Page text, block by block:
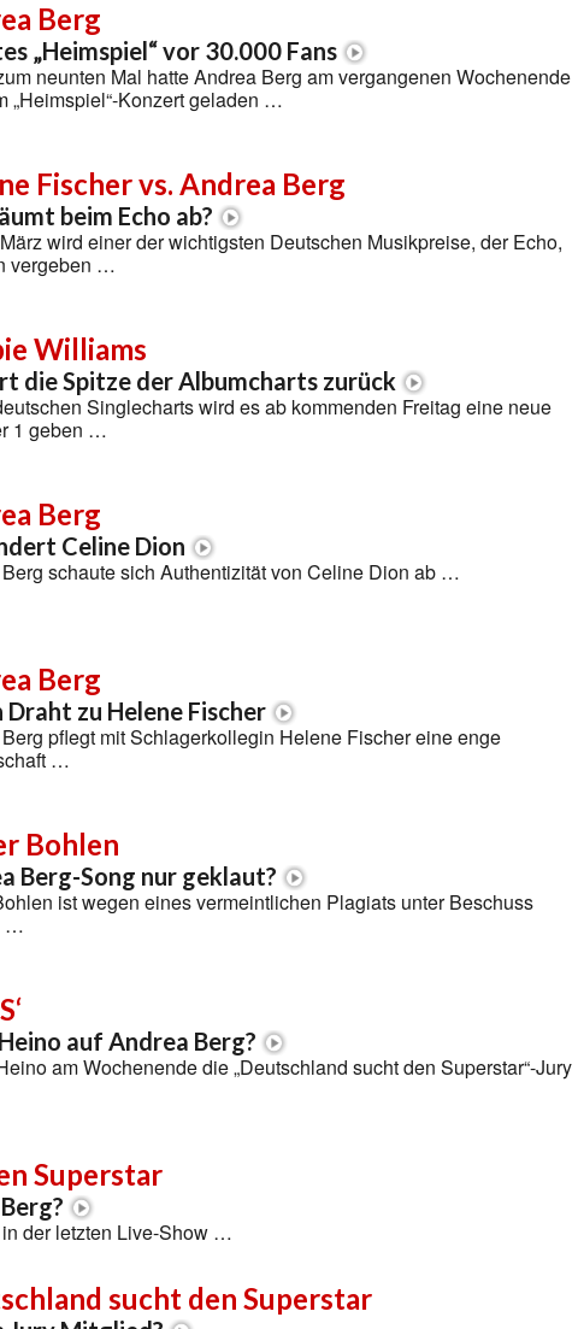
Berg
„Heimspiel“ vor 30.000 Fans
neunten Mal hatte Andrea Berg am vergangenen Wochenende
„Heimspiel“-Konzert geladen …
Fischer vs. Andrea Berg
beim Echo ab?
wird einer der wichtigsten Deutschen Musikpreise, der Echo,
vergeben …
Williams
die Spitze der Albumcharts zurück
Singlecharts wird es ab kommenden Freitag eine neue
1 geben …
Berg
Celine Dion
schaute sich Authentizität von Celine Dion ab …
Berg
Draht zu Helene Fischer
pflegt mit Schlagerkollegin Helene Fischer eine enge
…
Bohlen
Berg-Song nur geklaut?
ist wegen eines vermeintlichen Plagiats unter Beschuss
…
auf Andrea Berg?
am Wochenende die „Deutschland sucht den Superstar“-Jury
Superstar
der letzten Live-Show …
sucht den Superstar